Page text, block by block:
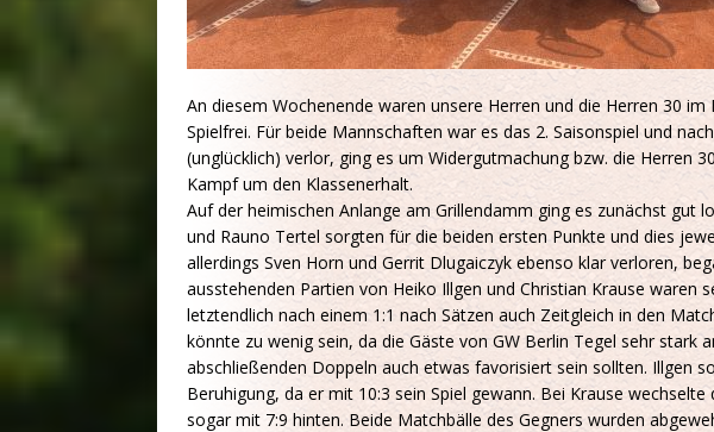
An diesem Wochenende waren unsere Herren und die Herren 30
Spielfrei. Für beide Mannschaften war es das 2. Saisonspiel und
(unglücklich) verlor, ging es um Widergutmachung bzw. die Herren
Kampf um den Klassenerhalt.
Auf der heimischen Anlange am Grillendamm ging es zunächst gut
und Rauno Tertel sorgten für die beiden ersten Punkte und dies
allerdings Sven Horn und Gerrit Dlugaiczyk ebenso klar verloren,
ausstehenden Partien von Heiko Illgen und Christian Krause waren
letztendlich nach einem 1:1 nach Sätzen auch Zeitgleich in den
könnte zu wenig sein, da die Gäste von GW Berlin Tegel sehr stark
abschließenden Doppeln auch etwas favorisiert sein sollten. Illgen
Beruhigung, da er mit 10:3 sein Spiel gewann. Bei Krause
sogar mit 7:9 hinten. Beide Matchbälle des Gegners wurden